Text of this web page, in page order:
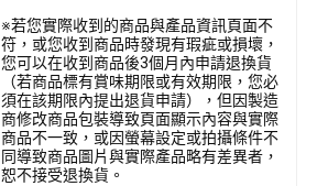
※若您實際收到的商品與產品資訊頁面不
符，或您收到商品時發現有瑕疵或損壞，
您可以在收到商品後3個月內申請退換貨
（若商品標有賞味期限或有效期限，您必
須在該期限內提出退貨申請），但因製造
商修改商品包裝導致頁面顯示內容與實際
商品不一致，或因螢幕設定或拍攝條件不
同導致商品圖片與實際產品略有差異者，
恕不接受退換貨。